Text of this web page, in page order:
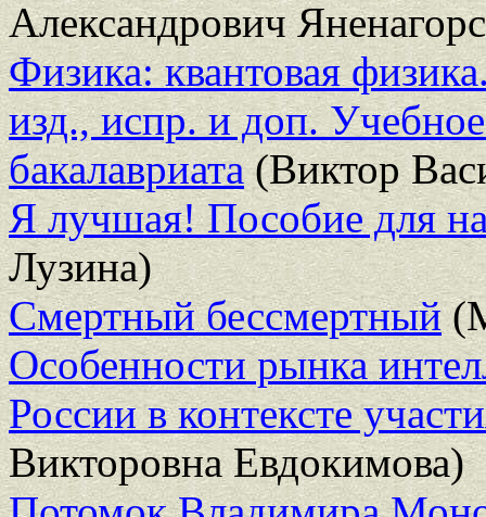
Александрович
Физика: квантовая
изд., испр. и доп.
бакалавриата(Виктор
Я лучшая! Пособие для
Лузина)
Смертный бессмертный
Особенности рынка
России в контексте
Викторовна Евдокимова)